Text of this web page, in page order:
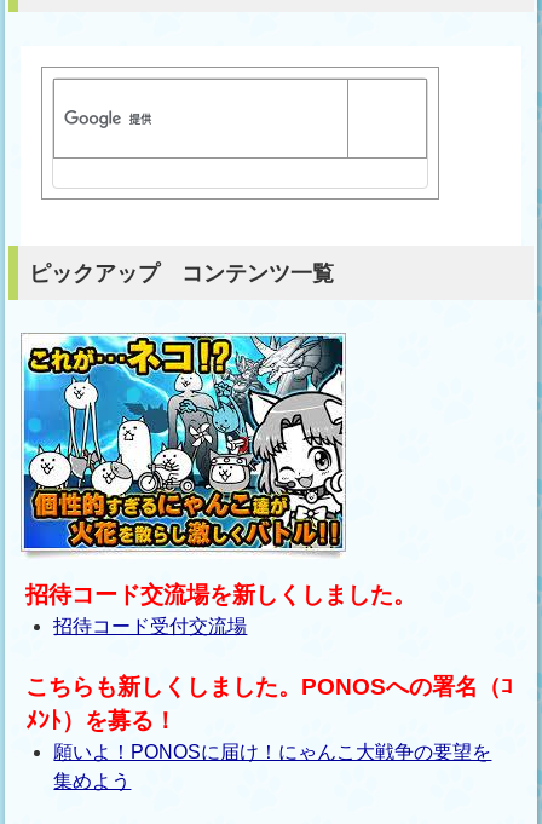
ピックアップ コンテンツ一覧
招待コード交流場を新しくしました。
招待コード受付交流場
こちらも新しくしました。PONOSへの署名（ｺ
ﾒﾝﾄ）を募る！
願いよ！PONOSに届け！にゃんこ大戦争の要望を
集めよう